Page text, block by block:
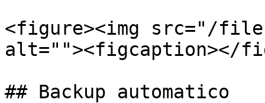
<figure><img src="/files/
alt=""><figcaption></
## Backup automatico